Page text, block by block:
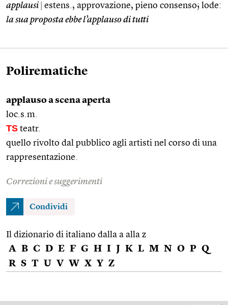
applausi
estens., approvazione, pieno consenso; lode:
la sua proposta ebbe l’applauso di tutti
Polirematiche
applauso a scena aperta
loc.s.m.
TS teatr.
quello rivolto dal pubblico agli artisti nel corso di una
rappresentazione.
Correzioni e suggerimenti
Condividi
Il dizionario di italiano dalla a alla z
A B C D E F G H I J K L M N O P Q
R S T U V W X Y Z